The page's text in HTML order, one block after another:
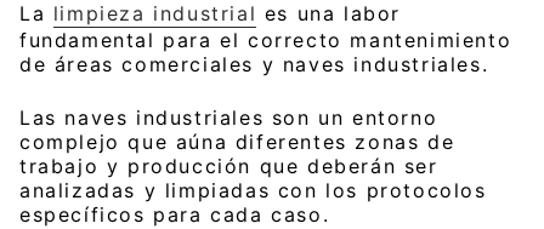
La limpieza industrial es una labor
fundamental para el correcto mantenimiento
de áreas comerciales y naves industriales.
Las naves industriales son un entorno
complejo que aúna diferentes zonas de
trabajo y producción que deberán ser
analizadas y limpiadas con los protocolos
específicos para cada caso.